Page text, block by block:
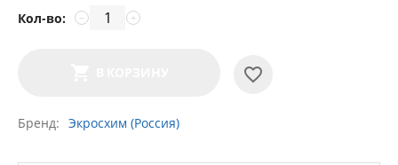
Кол-во: +
−
Бренд Экросхим (Россия)